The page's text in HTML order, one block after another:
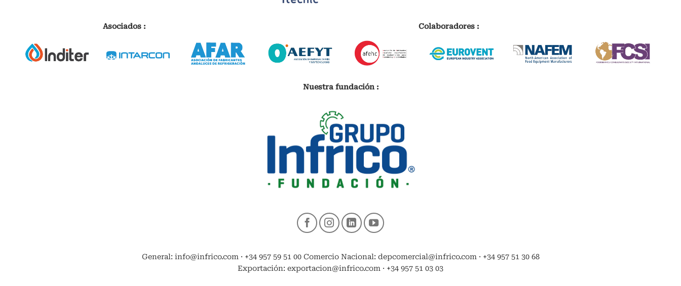
Asociados : Colaboradores :
Nuestra fundación :
General: info@infrico.com · +34 957 59 51 00 Comercio Nacional: depcomercial@infrico.com · +34 957 51 30 68
Exportación: exportacion@infrico.com · +34 957 51 03 03